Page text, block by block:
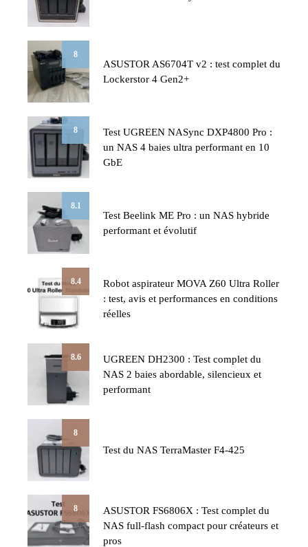
8
ASUSTOR AS6704T v2 : test complet du
Lockerstor 4 Gen2+
8
Test UGREEN NASync DXP4800 Pro :
un NAS 4 baies ultra performant en 10
GbE
8.1
Test Beelink ME Pro : un NAS hybride
performant et évolutif
8.4
Robot aspirateur MOVA Z60 Ultra Roller
: test, avis et performances en conditions
réelles
8.6
UGREEN DH2300 : Test complet du
NAS 2 baies abordable, silencieux et
performant
8
Test du NAS TerraMaster F4-425
8
ASUSTOR FS6806X : Test complet du
NAS full-flash compact pour créateurs et
pros